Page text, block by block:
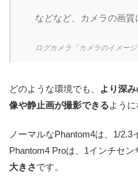
などなど、カメラの画質
ログカメラ「カメラのイメー
どのような環境でも、
より深
像や静止画が撮影できるように
ノーマルなPhantom4は、1/2.3
Phantom4 Proは、1インチセ
大きさです。